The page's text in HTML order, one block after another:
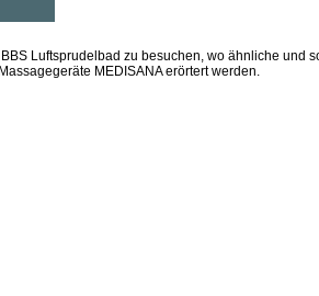
Luftsprudelbad zu besuchen, wo ähnliche und
MEDISANA erörtert werden.